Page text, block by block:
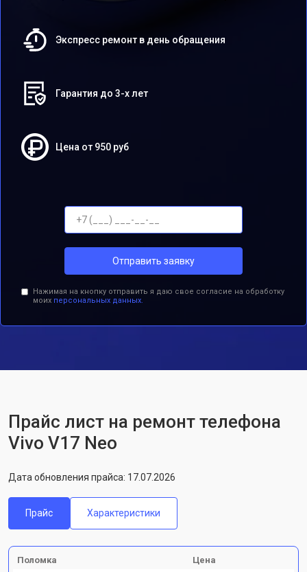
Экспресс ремонт в день обращения
Гарантия до 3-х лет
Цена от 950 руб
Отправить заявку
Нажимая на кнопку отправить я даю свое согласие на обработку
моих персональных данных.
Прайс лист на ремонт телефона
Vivo V17 Neo
Дата обновления прайса: 17.07.2026
Прайс Характеристики
Поломка Цена